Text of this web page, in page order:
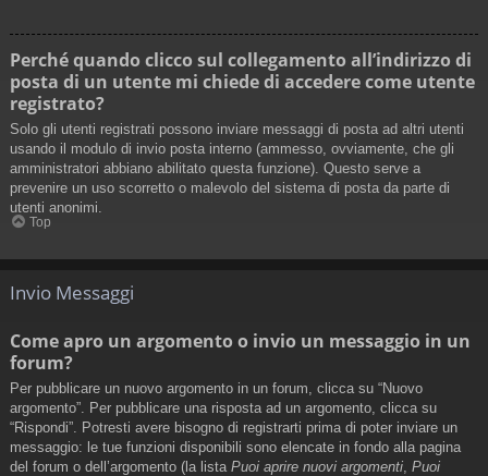
Perché quando clicco sul collegamento all’indirizzo di
posta di un utente mi chiede di accedere come utente
registrato?
Solo gli utenti registrati possono inviare messaggi di posta ad altri utenti
usando il modulo di invio posta interno (ammesso, ovviamente, che gli
amministratori abbiano abilitato questa funzione). Questo serve a
prevenire un uso scorretto o malevolo del sistema di posta da parte di
utenti anonimi.
Top
Invio Messaggi
Come apro un argomento o invio un messaggio in un
forum?
Per pubblicare un nuovo argomento in un forum, clicca su “Nuovo
argomento”. Per pubblicare una risposta ad un argomento, clicca su
“Rispondi”. Potresti avere bisogno di registrarti prima di poter inviare un
messaggio: le tue funzioni disponibili sono elencate in fondo alla pagina
del forum o dell’argomento (la lista Puoi aprire nuovi argomenti Puoi